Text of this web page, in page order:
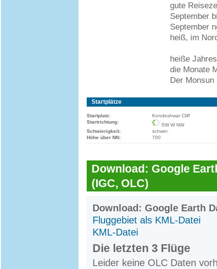
gute
September
September
heiß, im
heiße
die Monate
Der
Startplätze
Startplatz:
Kondeshwar Cliff
Startrichtung:
SW W NW
Schwierigkeit:
schwer
Höhe über NN:
700
Download: Google
(IGC, OLC)
Download: Google Earth
Fluggebiet als KML-Datei
KML-Datei
Die letzten 3 Flüge
Leider keine OLC Daten